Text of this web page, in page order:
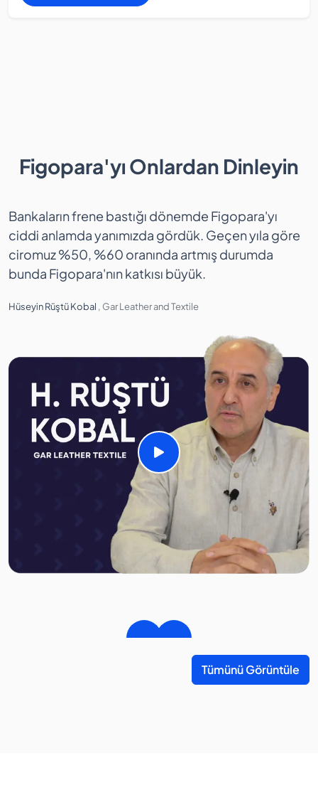
Figopara'yı Onlardan Dinleyin
Bankaların frene bastığı dönemde Figopara'yı
ciddi anlamda yanımızda gördük. Geçen yıla göre
ciromuz %50, %60 oranında artmış durumda
bunda Figopara'nın katkısı büyük.
Hüseyin Rüştü Kobal , Gar Leather and Textile
Tümünü Görüntüle